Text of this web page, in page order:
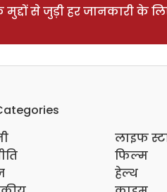
से जुड़ी हर जानकारी के
लाइफ
फिल्म
हेल्थ